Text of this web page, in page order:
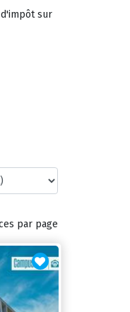
sur
par page